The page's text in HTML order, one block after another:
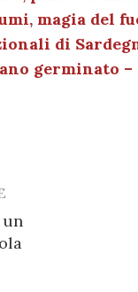
p
p
er m
magia del
di
un